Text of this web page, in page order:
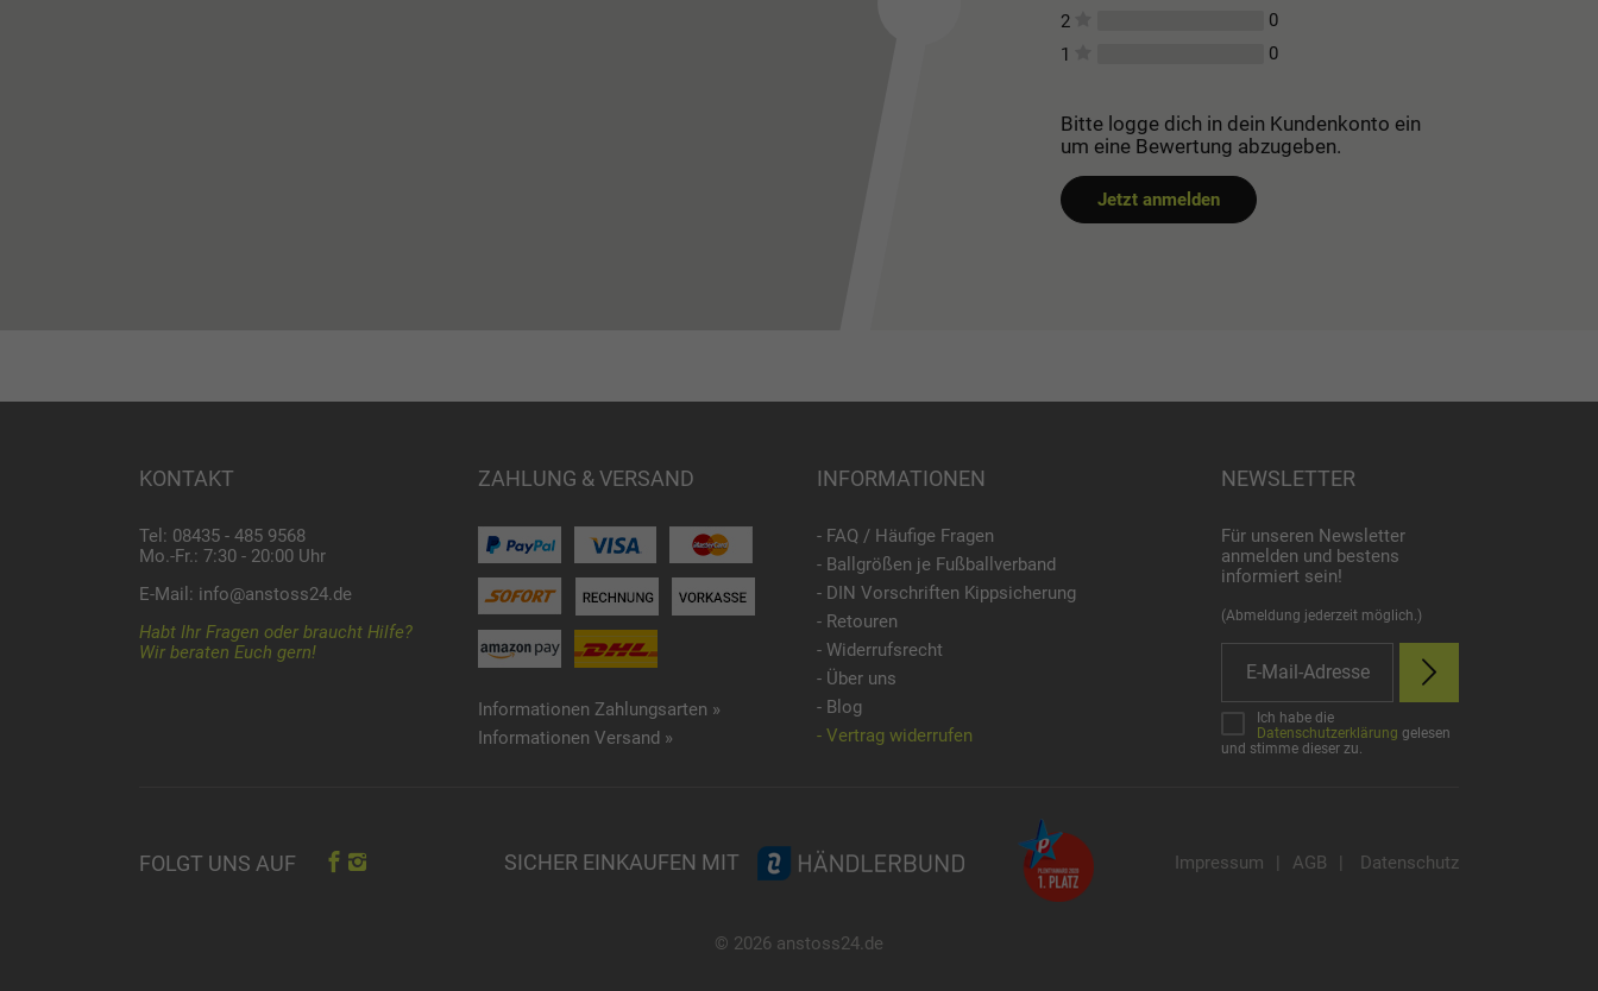
2
0
1
0
Bitte logge dich in dein Kundenkonto ein
um eine Bewertung abzugeben.
Jetzt anmelden
KONTAKT
Tel: 08435 - 485 9568
Mo.-Fr.: 7:30 - 20:00 Uhr
E-Mail: info@anstoss24.de
Habt Ihr Fragen oder braucht Hilfe?
Wir beraten Euch gern!
ZAHLUNG & VERSAND
Informationen Zahlungsarten »
Informationen Versand »
INFORMATIONEN
- FAQ / Häufige Fragen
- Ballgrößen je Fußballverband
- DIN Vorschriften Kippsicherung
- Retouren
- Widerrufsrecht
- Über uns
- Blog
- Vertrag widerrufen
NEWSLETTER
Für unseren Newsletter
anmelden und bestens
informiert sein!
(Abmeldung jederzeit möglich.)
Ich habe die
Datenschutzerklärung gelesen
und stimme dieser zu.
FOLGT UNS AUF SICHER EINKAUFEN MIT Impressum | AGB | Datenschutz
© 2026 anstoss24.de